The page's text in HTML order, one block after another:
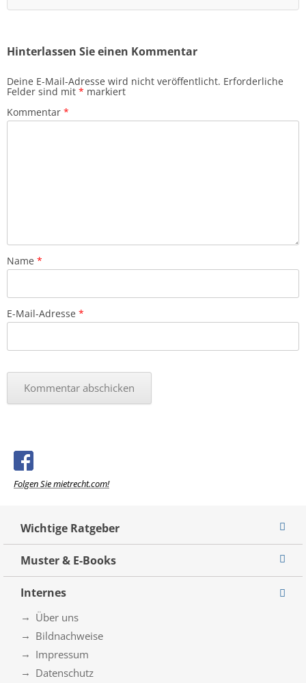
Hinterlassen Sie einen Kommentar
Deine E-Mail-Adresse wird nicht veröffentlicht. Erforderliche
Felder sind mit * markiert
Kommentar *
Name *
E-Mail-Adresse *
Folgen Sie mietrecht.com!
Wichtige Ratgeber
Muster & E-Books
Internes
Über uns
Bildnachweise
Impressum
Datenschutz